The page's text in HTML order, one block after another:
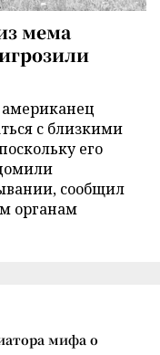
мема
с близкими
его
сообщил
органам
мифа о